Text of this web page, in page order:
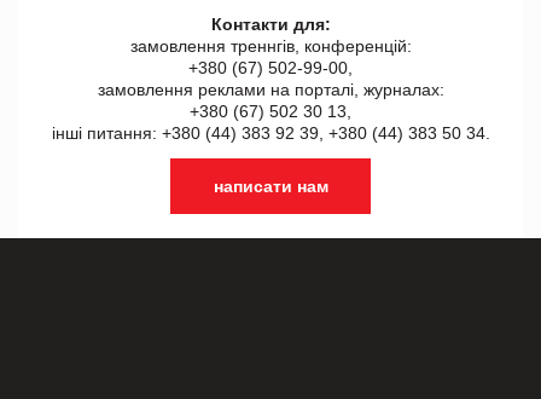
Контакти для:
замовлення треннгів, конференцій:
+380 (67) 502-99-00,
замовлення реклами на порталі, журналах:
+380 (67) 502 30 13,
інші питання: +380 (44) 383 92 39, +380 (44) 383 50 34.
написати нам